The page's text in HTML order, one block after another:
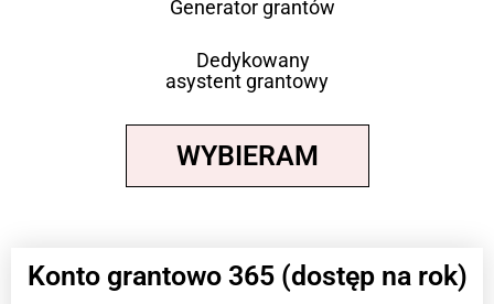
Generator grantów
Dedykowany
asystent grantowy
WYBIERAM
Konto grantowo 365 (dostęp na rok)